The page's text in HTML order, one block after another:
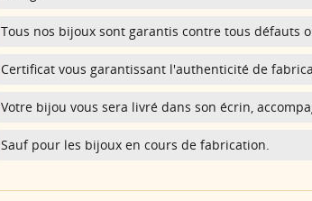
Tous nos bijoux sont garantis contre tous défauts
Certificat vous garantissant l'authenticité de
Votre bijou vous sera livré dans son écrin,
Sauf pour les bijoux en cours de fabrication.